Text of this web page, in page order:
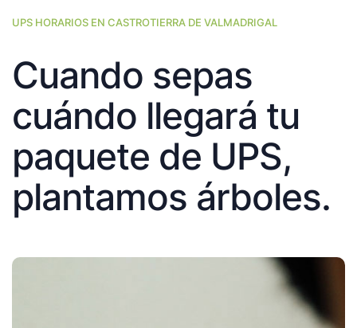
UPS HORARIOS EN CASTROTIERRA DE VALMADRIGAL
Cuando sepas
cuándo llegará tu
paquete de UPS,
plantamos árboles.